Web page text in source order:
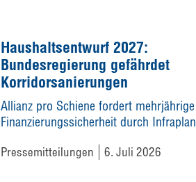
Haushaltsentwurf 2027:
Bundesregierung gefährdet
Korridorsanierungen
Allianz pro Schiene fordert mehrjährige
Finanzierungssicherheit durch Infraplan
Pressemitteilungen 6. Juli 2026